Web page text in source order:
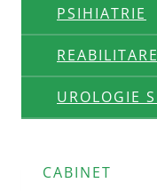
PSIHIATRIE
UROLOGIE
CABINET